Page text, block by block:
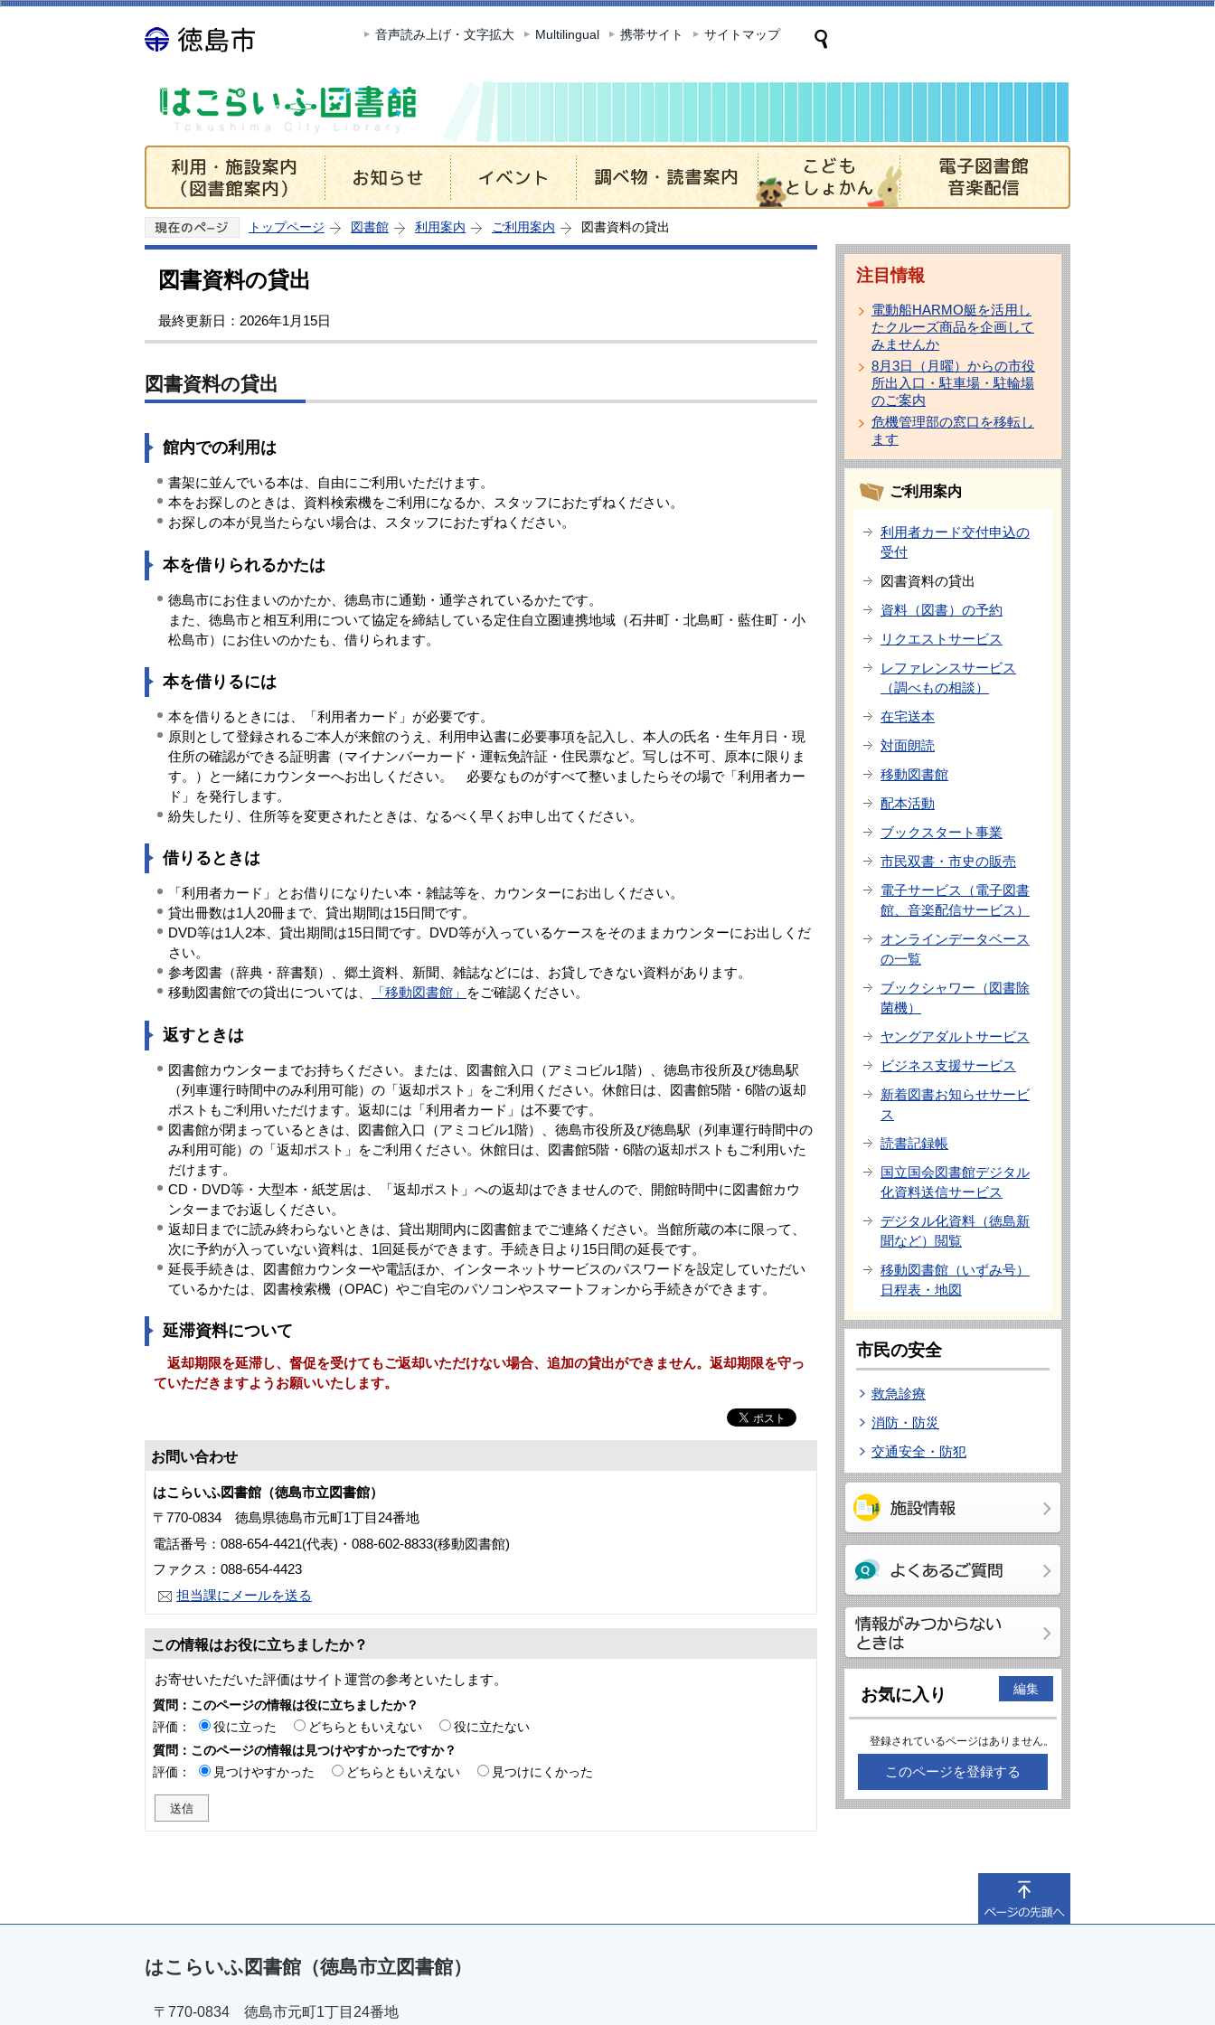
このページの本文へ移動
音声読み上げ・文字拡大 Multilingual 携帯サイト サイトマップ
トップページ 図書館 利用案内 ご利用案内 図書資料の貸出
図書資料の貸出
最終更新日：2026年1月15日
図書資料の貸出
館内での利用は
書架に並んでいる本は、自由にご利用いただけます。
本をお探しのときは、資料検索機をご利用になるか、スタッフにおたずねください。
お探しの本が見当たらない場合は、スタッフにおたずねください。
本を借りられるかたは
徳島市にお住まいのかたか、徳島市に通勤・通学されているかたです。
また、徳島市と相互利用について協定を締結している定住自立圏連携地域（石井町・北島町・藍住町・小
松島市）にお住いのかたも、借りられます。
本を借りるには
本を借りるときには、「利用者カード」が必要です。
原則として登録されるご本人が来館のうえ、利用申込書に必要事項を記入し、本人の氏名・生年月日・現
住所の確認ができる証明書（マイナンバーカード・運転免許証・住民票など。写しは不可、原本に限りま
す。）と一緒にカウンターへお出しください。 必要なものがすべて整いましたらその場で「利用者カー
ド」を発行します。
紛失したり、住所等を変更されたときは、なるべく早くお申し出てください。
借りるときは
「利用者カード」とお借りになりたい本・雑誌等を、カウンターにお出しください。
貸出冊数は1人20冊まで、貸出期間は15日間です。
DVD等は1人2本、貸出期間は15日間です。DVD等が入っているケースをそのままカウンターにお出しくだ
さい。
参考図書（辞典・辞書類）、郷土資料、新聞、雑誌などには、お貸しできない資料があります。
移動図書館での貸出については、
「移動図書館」 をご確認ください。
返すときは
図書館カウンターまでお持ちください。または、図書館入口（アミコビル1階）、徳島市役所及び徳島駅
（列車運行時間中のみ利用可能）の「返却ポスト」をご利用ください。休館日は、図書館5階・6階の返却
ポストもご利用いただけます。返却には「利用者カード」は不要です。
図書館が閉まっているときは、図書館入口（アミコビル1階）、徳島市役所及び徳島駅（列車運行時間中の
み利用可能）の「返却ポスト」をご利用ください。休館日は、図書館5階・6階の返却ポストもご利用いた
だけます。
CD・DVD等・大型本・紙芝居は、「返却ポスト」への返却はできませんので、開館時間中に図書館カウ
ンターまでお返しください。
返却日までに読み終わらないときは、貸出期間内に図書館までご連絡ください。当館所蔵の本に限って、
次に予約が入っていない資料は、1回延長ができます。手続き日より15日間の延長です。
延長手続きは、図書館カウンターや電話ほか、インターネットサービスのパスワードを設定していただい
ているかたは、図書検索機（OPAC）やご自宅のパソコンやスマートフォンから手続きができます。
延滞資料について
返却期限を延滞し、督促を受けてもご返却いただけない場合、追加の貸出ができません。 返却期限を守っ
ていただきますようお願いいたします。
お問い合わせ
はこらいふ図書館（徳島市立図書館）
〒770-0834 徳島県徳島市元町1丁目24番地
電話番号：088-654-4421(代表)・088-602-8833(移動図書館)
ファクス：088-654-4423
担当課にメールを送る
この情報はお役に立ちましたか？
お寄せいただいた評価はサイト運営の参考といたします。
質問：このページの情報は役に立ちましたか？
評価：
役に立った どちらともいえない
役に立たない
質問：このページの情報は見つけやすかったですか？
評価：
見つけやすかった どちらともいえない 見つけにくかった
注目情報
電動船HARMO艇を活用し
たクルーズ商品を企画して
みませんか
8月3日（月曜）からの市役
所出入口・駐車場・駐輪場
のご案内
危機管理部の窓口を移転し
ます
ご利用案内
利用者カード交付申込の
受付
図書資料の貸出
資料（図書）の予約
リクエストサービス
レファレンスサービス
（調べもの相談）
在宅送本
対面朗読
移動図書館
配本活動
ブックスタート事業
市民双書・市史の販売
電子サービス（電子図書
館、音楽配信サービス）
オンラインデータベース
の一覧
ブックシャワー（図書除
菌機）
ヤングアダルトサービス
ビジネス支援サービス
新着図書お知らせサービ
ス
読書記録帳
国立国会図書館デジタル
化資料送信サービス
デジタル化資料（徳島新
聞など）閲覧
移動図書館（いずみ号）
日程表・地図
市民の安全
救急診療
消防・防災
交通安全・防犯
お気に入り 編集
登録されているページはありません。
このページを登録する
はこらいふ図書館（徳島市立図書館）
〒770-0834 徳島市元町1丁目24番地